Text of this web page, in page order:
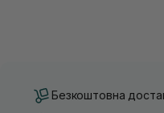
Безкоштовна